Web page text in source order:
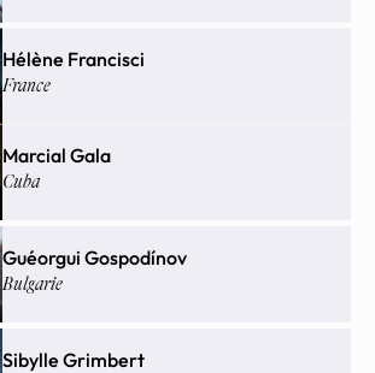
Hélène Francisci
France
Marcial Gala
Cuba
Guéorgui Gospodínov
Bulgarie
Sibylle Grimbert